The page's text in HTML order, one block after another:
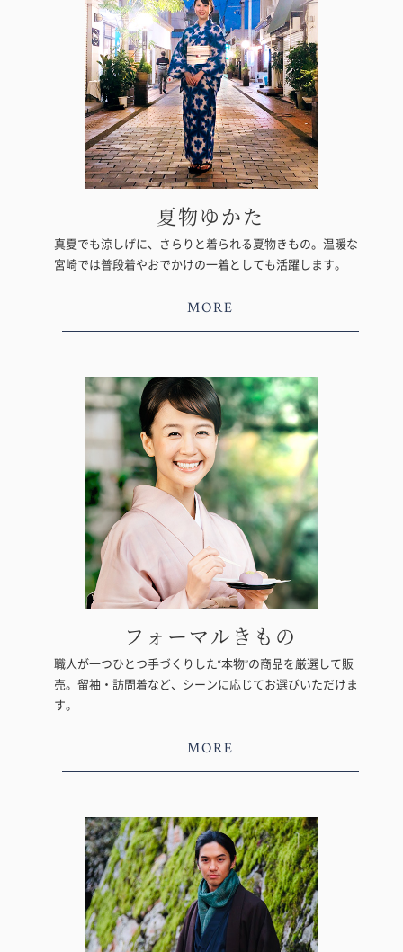
夏物ゆかた
真夏でも涼しげに、さらりと着られる夏物きもの。温暖な
宮崎では普段着やおでかけの一着としても活躍します。
MORE
フォーマルきもの
職人が一つひとつ手づくりした“本物”の商品を厳選して販
売。留袖・訪問着など、シーンに応じてお選びいただけま
す。
MORE